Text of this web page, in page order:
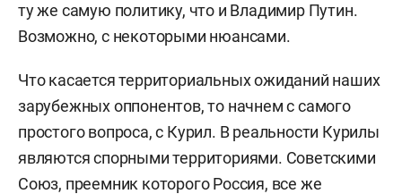
ту же самую политику, что и Владимир Путин.
Возможно, с некоторыми нюансами.
Что касается территориальных ожиданий наших
зарубежных оппонентов, то начнем с самого
простого вопроса, с Курил. В реальности Курилы
являются спорными территориями. Советскими
Союз, преемник которого Россия, все же